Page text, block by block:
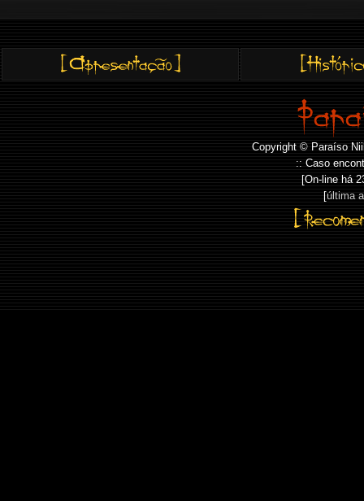
Copyright © Paraíso
:: Caso
[On-line há
[última